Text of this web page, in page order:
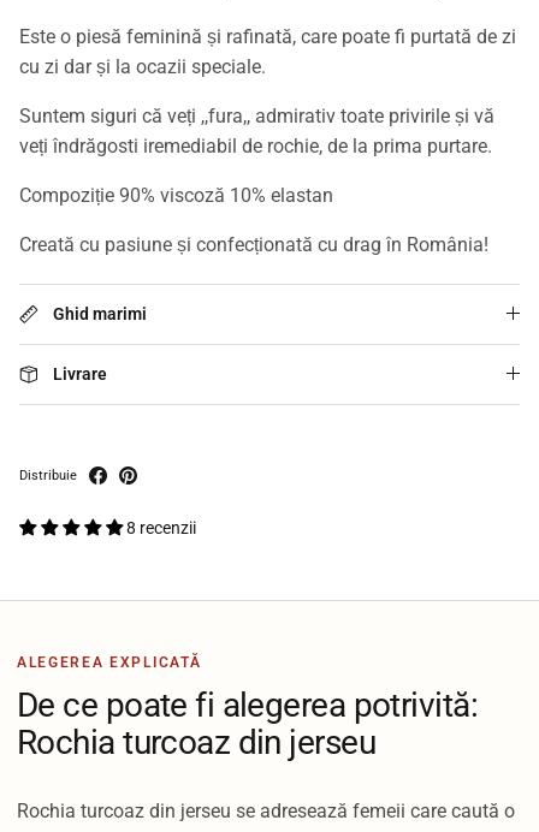
Este o piesă feminină și rafinată, care poate fi purtată de zi
cu zi dar și la ocazii speciale.
Suntem siguri că veți ,,fura,, admirativ toate privirile și vă
veți îndrăgosti iremediabil de rochie, de la prima purtare.
Compoziție 90% viscoză 10% elastan
Creată cu pasiune și confecționată cu drag în România!
Ghid marimi
Livrare
Distribuie
8 recenzii
ALEGEREA EXPLICATĂ
De ce poate fi alegerea potrivită:
Rochia turcoaz din jerseu
Rochia turcoaz din jerseu se adresează femeii care caută o